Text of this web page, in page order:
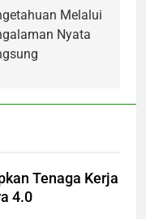
Melalui
Nyata
Tenaga Kerja
4.0